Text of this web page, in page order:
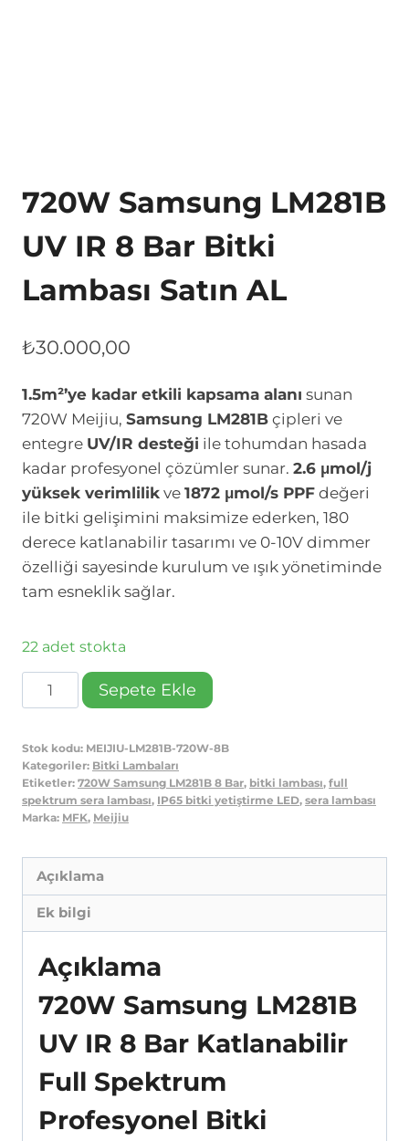
720W Samsung LM281B
UV IR 8 Bar Bitki
Lambası Satın AL
₺30.000,00
1.5m²’ye kadar etkili kapsama alanı sunan
720W Meijiu, Samsung LM281B çipleri ve
entegre UV/IR desteği ile tohumdan hasada
kadar profesyonel çözümler sunar. 2.6 μmol/j
yüksek verimlilik ve 1872 μmol/s PPF değeri
ile bitki gelişimini maksimize ederken, 180
derece katlanabilir tasarımı ve 0-10V dimmer
özelliği sayesinde kurulum ve ışık yönetiminde
tam esneklik sağlar.
22 adet stokta
720W
Samsung
UV
IR
8
Bitki
Lambası
Satın
AL
adet
Sepete Ekle
Stok kodu: MEIJIU-LM281B-720W-8B
Kategoriler: Bitki Lambaları
Etiketler: 720W Samsung LM281B 8 Bar, bitki lambası, full
spektrum sera lambası, IP65 bitki yetiştirme LED, sera lambası
Marka: MFK, Meijiu
Açıklama
Ek bilgi
Açıklama
720W Samsung LM281B
UV IR 8 Bar Katlanabilir
Full Spektrum
Profesyonel Bitki